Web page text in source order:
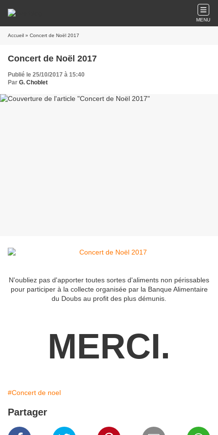
MENU
Accueil » Concert de Noël 2017
Concert de Noël 2017
Publié le 25/10/2017 à 15:40
Par G. Choblet
N'oubliez pas d'apporter toutes sortes d'aliments non périssables
pour participer à la collecte organisée par la Banque Alimentaire
du Doubs au profit des plus démunis.
MERCI.
#Concert de noel
Partager